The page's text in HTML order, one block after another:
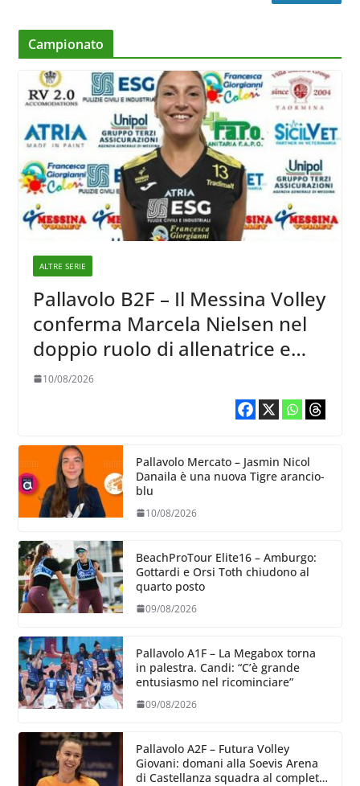
Campionato
ALTRE SERIE
Pallavolo B2F – Il Messina Volley
conferma Marcela Nielsen nel
doppio ruolo di allenatrice e
giocatrice
10/08/2026
Pallavolo Mercato – Jasmin Nicol
Danaila è una nuova Tigre arancio-
blu
10/08/2026
BeachProTour Elite16 – Amburgo:
Gottardi e Orsi Toth chiudono al
quarto posto
09/08/2026
Pallavolo A1F – La Megabox torna
in palestra. Candi: “C’è grande
entusiasmo nel ricominciare”
09/08/2026
Pallavolo A2F – Futura Volley
Giovani: domani alla Soevis Arena
di Castellanza squadra al completo